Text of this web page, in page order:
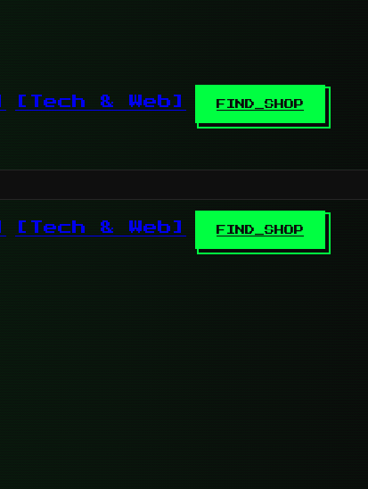
[Tech & Web] FIND_SHOP
[Tech & Web] FIND_SHOP